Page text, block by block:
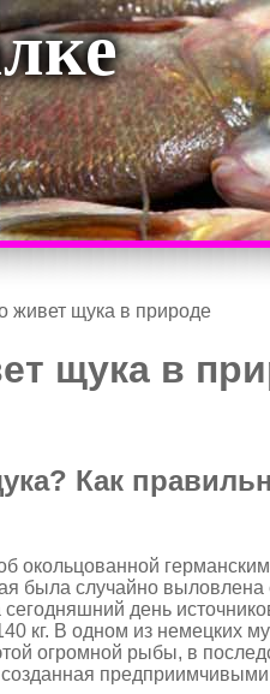
живет щука в природе
щука в
Как
об окольцованной
была случайно выловлена
день
кг. В одном из немецких
огромной рыбы, в
созданная